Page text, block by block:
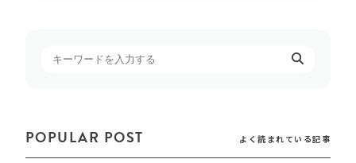
POPULAR POST よく読まれている記事